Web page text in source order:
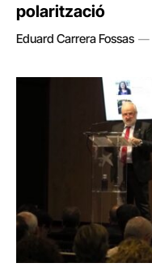
polarització
Eduard Carrera Fossas